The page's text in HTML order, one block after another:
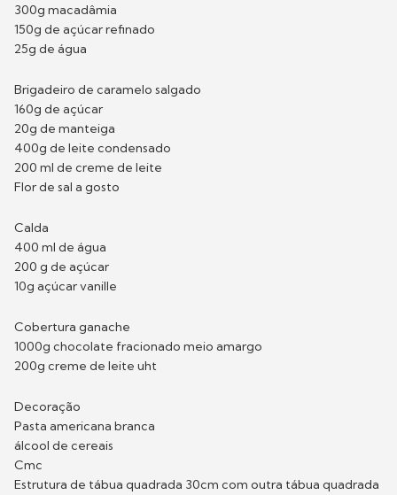
300g macadâmia
150g de açúcar refinado
25g de água
Brigadeiro de caramelo salgado
160g de açúcar
20g de manteiga
400g de leite condensado
200 ml de creme de leite
Flor de sal a gosto
Calda
400 ml de água
200 g de açúcar
10g açúcar vanille
Cobertura ganache
1000g chocolate fracionado meio amargo
200g creme de leite uht
Decoração
Pasta americana branca
álcool de cereais
Cmc
Estrutura de tábua quadrada 30cm com outra tábua quadrada